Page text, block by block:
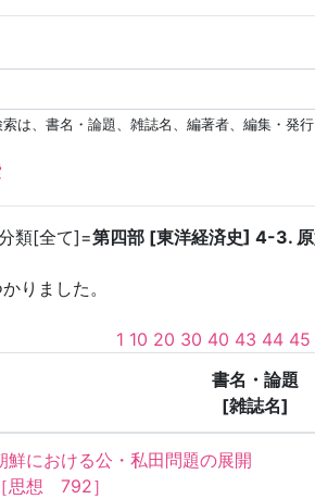
は、書名・論題、雑誌名、編著者、編集・発
類[全て]=第四部 [東洋経済史] 4-3.
りました。
1 10 20 30 40 43 44 45
書名・論題
[雑誌名]
鮮における公・私田問題の展開
［思想　792］